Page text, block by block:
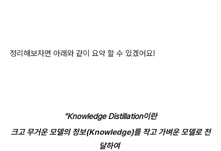
정리해보자면 아래와 같이 요약 할 수 있겠어요!
"Knowledge Distillation이란
크고 무거운 모델의 정보(Knowledge)를 작고 가벼운 모델로 전
달하여